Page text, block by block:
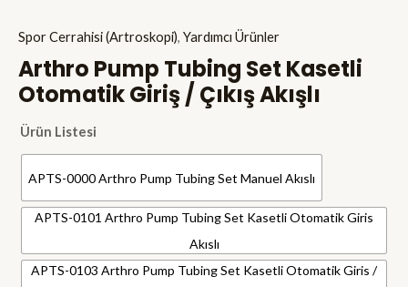
Spor Cerrahisi (Artroskopi), Yardımcı Ürünler
Arthro Pump Tubing Set Kasetli
Otomatik Giriş / Çıkış Akışlı
Ürün Listesi
APTS-0000 Arthro Pump Tubing Set Manuel Akıslı
APTS-0101 Arthro Pump Tubing Set Kasetli Otomatik Giris
Akıslı
APTS-0103 Arthro Pump Tubing Set Kasetli Otomatik Giris /